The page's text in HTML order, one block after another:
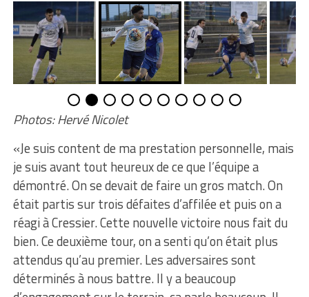
Photos: Hervé Nicolet
«Je suis content de ma prestation personnelle, mais
je suis avant tout heureux de ce que l’équipe a
démontré. On se devait de faire un gros match. On
était partis sur trois défaites d’affilée et puis on a
réagi à Cressier. Cette nouvelle victoire nous fait du
bien. Ce deuxième tour, on a senti qu’on était plus
attendus qu’au premier. Les adversaires sont
déterminés à nous battre. Il y a beaucoup